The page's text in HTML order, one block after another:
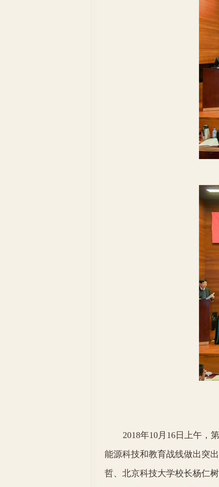
2018年10月 16 日上午，
能源科技和教育战线做出突
哲、北京科技大学校长杨仁